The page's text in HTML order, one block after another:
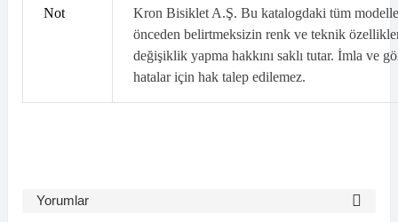
Not
Kron Bisiklet A.Ş. Bu katalogdaki tüm
önceden belirtmeksizin renk ve teknik
değişiklik yapma hakkını saklı tutar. İmla ve
hatalar için hak talep edilemez.
Yorumlar